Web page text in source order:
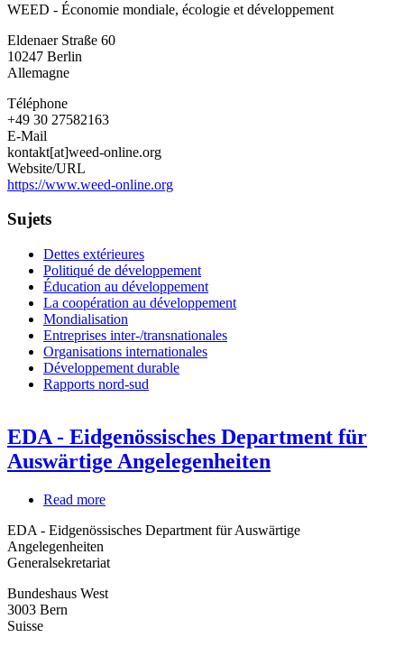
-
mondiale,
WEED - Économie mondiale, écologie et développement
Eldenaer Straße 60
10247 Berlin
Allemagne
Téléphone
+49 30 27582163
E-Mail
kontakt[at]weed-online.org
Website/URL
https://www.weed-online.org
Sujets
Dettes extérieures
Politiqué de développement
Éducation au développement
La coopération au développement
Mondialisation
Entreprises inter-/transnationales
Organisations internationales
Développement durable
Rapports nord-sud
EDA - Eidgenössisches Department für
Auswärtige Angelegenheiten
Read more
-
Department
Auswärtige
EDA - Eidgenössisches Department für Auswärtige
Angelegenheiten
Generalsekretariat
Bundeshaus West
3003 Bern
Suisse